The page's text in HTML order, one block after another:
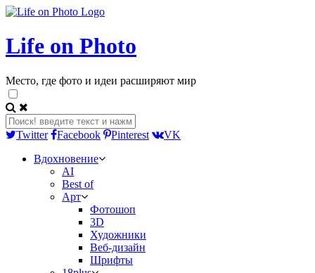
Life on Photo
Место, где фото и идеи расширяют мир
Twitter Facebook Pinterest
VK
Вдохновение
AI
Best of
Арт
Фотошоп
3D
Художники
Веб-дизайн
Шрифты